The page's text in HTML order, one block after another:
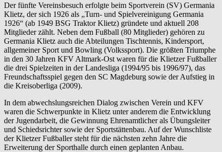
Der fünfte Vereinsbesuch erfolgte beim Sportverein (SV) Germania
Klietz, der sich 1926 als „Turn- und Spielvereinigung Germania
1926“ (ab 1949 BSG Traktor Klietz) gründete und aktuell 208
Mitglieder zählt. Neben dem Fußball (80 Mitglieder) gehören zu
Germania Klietz auch die Abteilungen Tischtennis, Kindersport,
allgemeiner Sport und Bowling (Volkssport). Die größten Triumphe
in den 30 Jahren KFV Altmark-Ost waren für die Klietzer Fußballer
die drei Spielzeiten in der Landesliga (1994/95 bis 1996/97), das
Freundschaftsspiel gegen den SC Magdeburg sowie der Aufstieg in
die Kreisoberliga (2009).
In dem abwechslungsreichen Dialog zwischen Verein und KFV
waren die Schwerpunkte in Klietz unter anderem die Entwicklung
der Jugendarbeit, die Gewinnung Ehrenamtlicher als Übungsleiter
und Schiedsrichter sowie der Sportstättenbau. Auf der Wunschliste
der Klietzer Fußballer steht für die nächsten zehn Jahre die
Erweiterung der Sporthalle durch einen geplanten Anbau.